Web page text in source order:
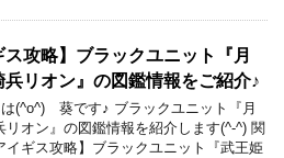
ス攻略】ブラックユニット『月
兵リオン』の図鑑情報をご紹介♪
(^o^) 葵です♪ ブラックユニット『月
リオン』の図鑑情報を紹介します(^-^) 関
イギス攻略】ブラックユニット『武王姫